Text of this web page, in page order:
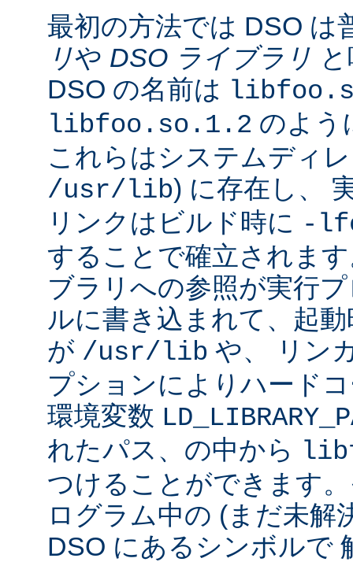
最初の方法では DSO は
リや DSO ライブラリ
DSO の名前は
libfoo.so.1.2 のよう
これらはシステムディ
/usr/lib) に存在し、
リンクはビルド時に -
することで確立されま
ブラリへの参照が実行
ルに書き込まれて、起
が /usr/lib や、 リン
プションによりハード
環境変数
れたパス、の中から
つけることができます
ログラム中の (まだ未解
DSO にあるシンボルで